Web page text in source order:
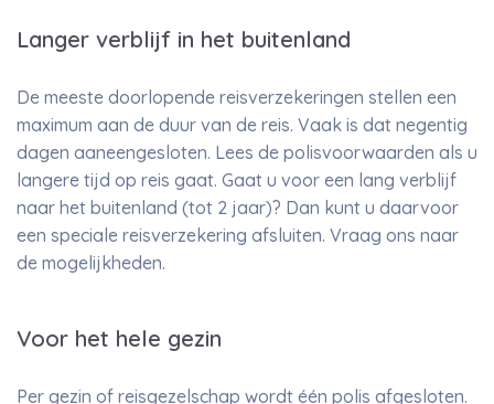
Langer verblijf in het buitenland
De meeste doorlopende reisverzekeringen stellen een
maximum aan de duur van de reis. Vaak is dat negentig
dagen aaneengesloten. Lees de polisvoorwaarden als u
langere tijd op reis gaat. Gaat u voor een lang verblijf
naar het buitenland (tot 2 jaar)? Dan kunt u daarvoor
een speciale reisverzekering afsluiten. Vraag ons naar
de mogelijkheden.
Voor het hele gezin
Per gezin of reisgezelschap wordt één polis afgesloten.